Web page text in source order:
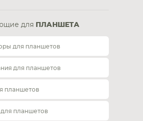
для ПЛАНШЕТА
для планшетов
для планшетов
планшетов
планшетов